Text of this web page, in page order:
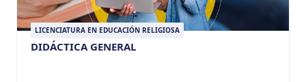
LICENCIATURA EN EDUCACIÓN RELIGIOSA
DIDÁCTICA GENERAL